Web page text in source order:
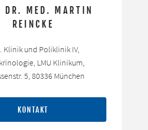
DR. MED. MARTIN
REINCKE
Klinik und Poliklinik IV,
LMU Klinikum,
5, 80336 München
KONTAKT